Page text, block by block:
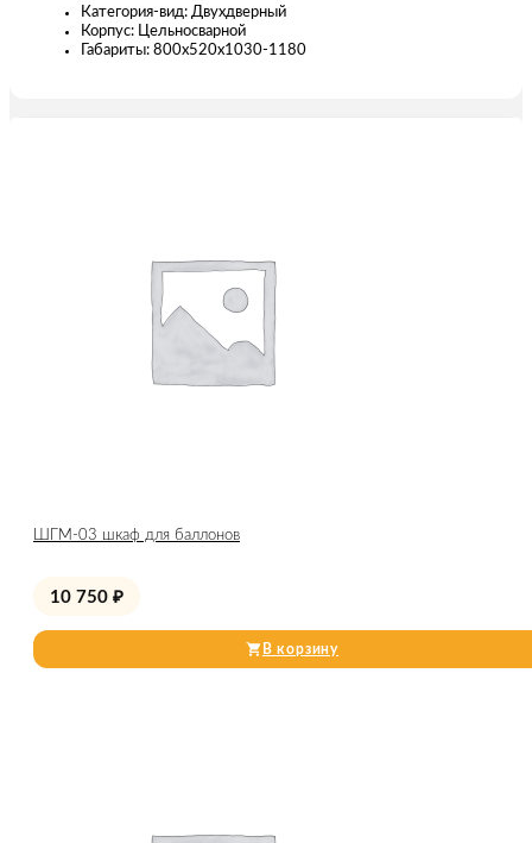
Категория-вид: Двухдверный
Корпус: Цельносварной
Габариты: 800х520х1030-1180
ШГМ-03 шкаф для баллонов
10 750 ₽
В корзину